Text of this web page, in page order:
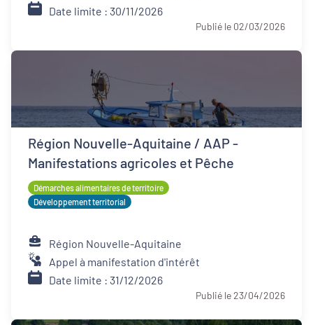
Date limite : 30/11/2026
Publié le 02/03/2026
Région Nouvelle-Aquitaine / AAP -
Manifestations agricoles et Pêche
Démarches alimentaires de territoire
Développement territorial
Région Nouvelle-Aquitaine
Appel à manifestation d'intérêt
Date limite : 31/12/2026
Publié le 23/04/2026